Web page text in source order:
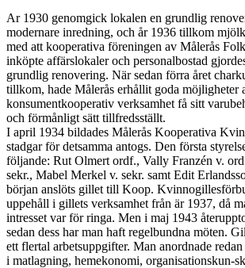
Ar 1930 genomgick lokalen en grundlig
modernare inredning, och år 1936 tillkom
med att kooperativa föreningen av Målerås
inköpte affärslokaler och personalbostad
grundlig renovering. När sedan förra året
tillkom, hade Målerås erhållit goda möjligheter
konsumentkooperativ verksamhet få sitt
och förmånligt sätt tillfredsställt.
I april 1934 bildades Målerås Kooperativa
stadgar för detsamma antogs. Den första
följande: Rut Olmert ordf., Vally Franzén v.
sekr., Mabel Merkel v. sekr. samt Edit
början anslöts gillet till Koop.
uppehåll i gillets verksamhet från är 1937, då
intresset var för ringa. Men i maj 1943
sedan dess har man haft regelbundna möten.
ett flertal arbetsuppgifter. Man anordnade
i matlagning, hemekonomi, organisationskun-